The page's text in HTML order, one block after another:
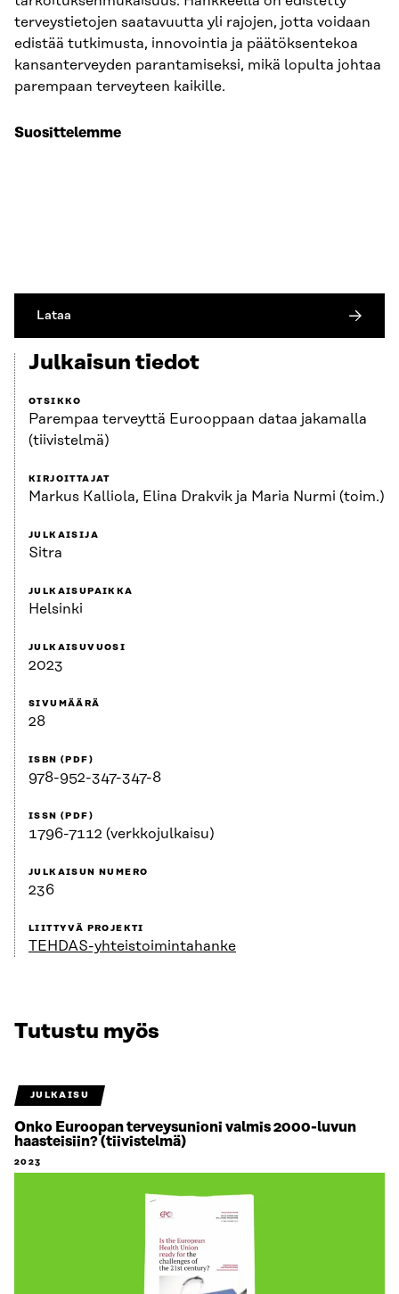
terveystietojen saatavuutta yli rajojen, jotta voidaan
edistää tutkimusta, innovointia ja päätöksentekoa
kansanterveyden parantamiseksi, mikä lopulta johtaa
parempaan terveyteen kaikille.
Suosittelemme
Lataa
Julkaisun tiedot
OTSIKKO
Parempaa terveyttä Eurooppaan dataa jakamalla
(tiivistelmä)
KIRJOITTAJAT
Markus Kalliola, Elina Drakvik ja Maria Nurmi (toim.)
JULKAISIJA
Sitra
JULKAISUPAIKKA
Helsinki
JULKAISUVUOSI
2023
SIVUMÄÄRÄ
28
ISBN (PDF)
978-952-347-347-8
ISSN (PDF)
1796-7112 (verkkojulkaisu)
JULKAISUN NUMERO
236
LIITTYVÄ PROJEKTI
TEHDAS-yhteistoimintahanke
Tutustu myös
JULKAISU
Onko Euroopan terveysunioni valmis 2000-luvun
haasteisiin? (tiivistelmä)
2023